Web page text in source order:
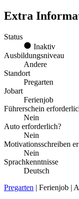
Extra
Status
Inaktiv
Ausbildungsniveau
Andere
Standort
Pregarten
Jobart
Ferienjob
Führerschein
Nein
Auto erforderlich?
Nein
Motivationsschreiben
Nein
Sprachkenntnisse
Deutsch
Pregarten | Ferienjob |